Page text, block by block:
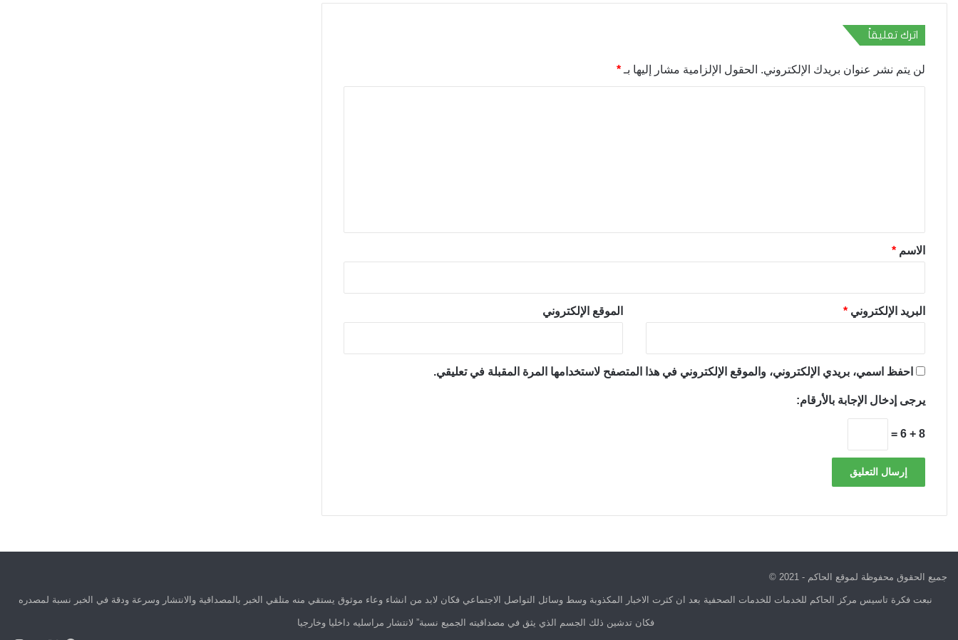
اترك تعليقاً
لن يتم نشر عنوان بريدك الإلكتروني. الحقول الإلزامية مشار إليها بـ *
*الاسم *
البريد الإلكتروني * الموقع الإلكتروني
احفظ اسمي، بريدي الإلكتروني، والموقع الإلكتروني في هذا المتصفح لاستخدامها المرة المقبلة في تعليقي.
يرجى إدخال الإجابة بالأرقام:
8 + 6 =
جميع الحقوق محفوظة لموقع الحاكم - 2021 ©
نبعت فكرة تاسيس مركز الحاكم للخدمات للخدمات الصحفية بعد ان كثرت الاخبار المكذوبة وسط وسائل التواصل الاجتماعي فكان لابد من انشاء وعاء موثوق يستقي منه متلقي الخبر بالمصداقية والانتشار وسرعة ودقة في الخبر نسبة لمصدره
فكان تدشين ذلك الجسم الذي يثق في مصداقيته الجميع نسبة” لانتشار مراسليه داخليا وخارجيا